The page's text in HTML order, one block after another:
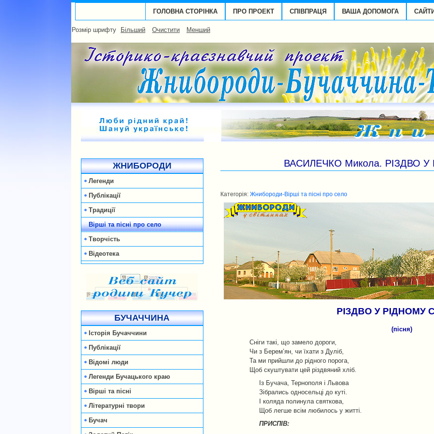
ГОЛОВНА СТОРІНКА ПРО ПРОЕКТ СПІВПРАЦЯ ВАША ДОПОМОГА
Розмір шрифту Більший Очистити Менший
ЖНИБОРОДИ
Легенди
Публікації
Традиції
Вірші та пісні про село
Творчість
Відеотека
БУЧАЧЧИНА
Історія Бучаччини
Публікації
Відомі люди
Легенди Бучацького краю
Вірші та пісні
Літературні твори
Бучач
ВАСИЛЕЧКО Микола. РІЗДВО У
Категорія: Жнибороди-Вірші та пісні про село
РІЗДВО У РІДНОМУ
(пісня)
Сніги такі, що замело дороги,
Чи з Берем’ян, чи їхати з Дуліб,
Та ми прийшли до рідного порога,
Щоб скуштувати цей різдвяний хліб.
Із Бучача, Тернополя і Львова
Зібрались односельці до куті.
І коляда полинула святкова,
Щоб легше всім любилось у житті.
ПРИСПІВ: